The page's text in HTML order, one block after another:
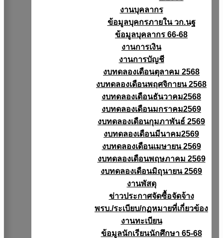
งานบุคลากร
ข้อมูลบุคกรภายใน วก.นฐ
ข้อมูลบุคลากร 66-68
งานการเงิน
งานการบัญชี
งบทดลองเดือนตุลาคม 2568
งบทดลองเดือนพฤศจิกายน 2568
งบทดลองเดือนธันวาคม2568
งบทดลองเดือนมกราคม2569
งบทดลองเดือนกุมภาพันธ์ 2569
งบทดลองเดือนมีนาคม2569
งบทดลองเดือนเมษายน 2569
งบทดลองเดือนพฤษภาคม 2569
งบทดลองเดือนมิถุนายน 2569
งานพัสดุ
ข่าวประกาศจัดซื้อจัดจ้าง
พรบ./ระเบียบ/กฏหมายที่เกี่ยวข้อง
งานทะเบียน
ข้อมูลนักเรียนนักศึกษา 65-68